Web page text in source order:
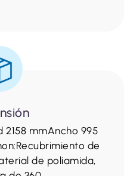
2158 mmAncho 995
de
de poliamida,